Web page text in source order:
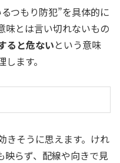
つもり防犯”を具体的に
味とは言い切れないもの
ると危ないという意味
ます。
きそうに思えます。けれ
映らず、配線や向きで見